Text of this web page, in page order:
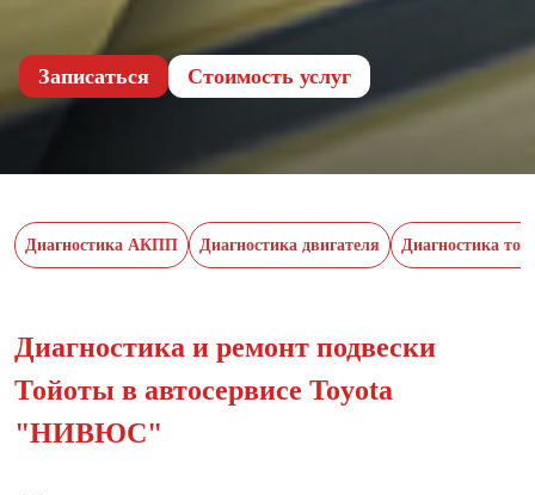
Записаться Cтоимость услуг
Диагностика АКПП Диагностика двигателя Диагностика
Диагностика и ремонт подвески
Тойоты в автосервисе Toyota
"НИВЮС"